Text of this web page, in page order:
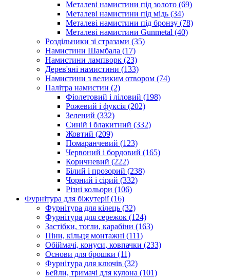
Металеві намистини під золото (69)
Металеві намистини під мідь (34)
Металеві намистини під бронзу (78)
Металеві намистини Gunmetal (40)
Роздільники зі стразами (35)
Намистини Шамбала (17)
Намистини лампворк (23)
Дерев'яні намистини (133)
Намистини з великим отвором (74)
Палітра намистин (2)
Фіолетовий і ліловий (198)
Рожевий і фуксія (202)
Зелений (332)
Синій і блакитний (332)
Жовтий (209)
Помаранчевий (123)
Червоний і бордовий (165)
Коричневий (222)
Білий і прозорий (238)
Чорний і сірий (332)
Різні кольори (106)
Фурнітура для біжутерії(16)
Фурнітура для кілець (32)
Фурнітура для сережок (124)
Застібки, тогли, карабіни (163)
Піни, кільця монтажні (111)
Обіймачі, конуси, ковпачки (233)
Основи для брошки (11)
Фурнітура для ключів (32)
Бейли, тримачі для кулона (101)